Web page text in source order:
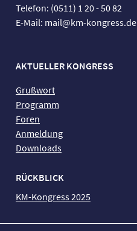
Telefon: (0511) 1 20 - 50 82
E-Mail: mail@km-kongress.de
AKTUELLER KONGRESS
Grußwort
Programm
Foren
Anmeldung
Downloads
RÜCKBLICK
KM-Kongress 2025